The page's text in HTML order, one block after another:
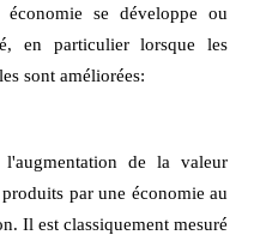
se développe ou
en particulier lorsque les
sont améliorées:
l'augmentation de la valeur
par une économie au
Il est classiquement mesuré